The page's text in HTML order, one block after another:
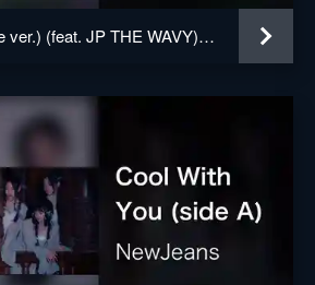
CRAZY (Japanese ver.) (feat. JP THE WAVY) (Visualizer)